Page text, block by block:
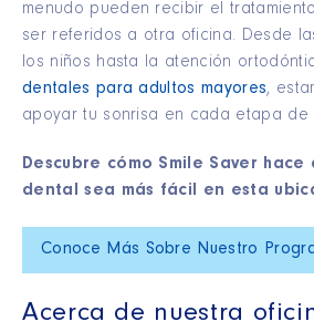
menudo pueden recibir el
ser referidos a otra oficina. Desde
los niños hasta la atención
dentales para adultos mayores,
apoyar tu sonrisa en cada etapa de
Descubre cómo Smile Saver
dental sea más fácil en esta
Conoce Más Sobre Nuestro
Acerca de nuestra